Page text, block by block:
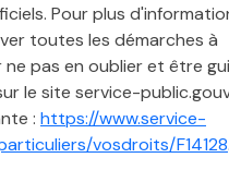
Pour plus
toutes les démarches à
pas en oublier et être
le site service-
: https://www.service-
vosdroits/F14128.